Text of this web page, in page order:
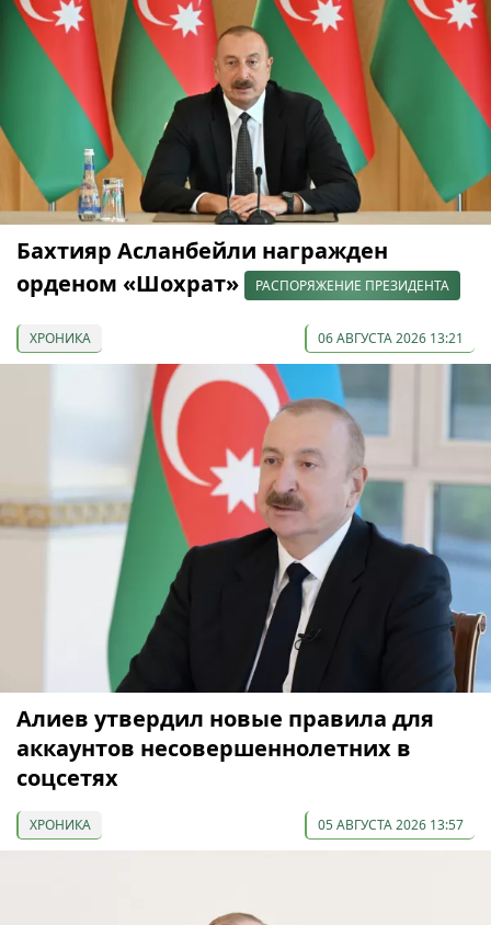
Бахтияр Асланбейли награжден
орденом «Шохрат»
РАСПОРЯЖЕНИЕ ПРЕЗИДЕНТА
ХРОНИКА 06 АВГУСТА 2026 13:21
Алиев утвердил новые правила для
аккаунтов несовершеннолетних в
соцсетях
ХРОНИКА 05 АВГУСТА 2026 13:57